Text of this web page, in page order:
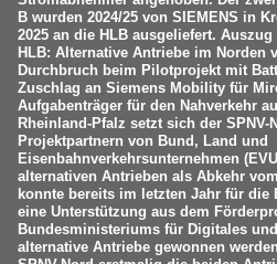
B wurden 2024/25 von SIEMENS in
2025 an die HLB ausgeliefert.
HLB: Alternative Antriebe im Norden
Durchbruch beim Pilotprojekt mit
Zuschlag an Siemens Mobility für
Aufgabenträger für den Nahverkehr
Rheinland-Pfalz setzt sich der
Projektpartnern von Bund, Land und
Eisenbahnverkehrsunternehmen
alternativen Antrieben als Abkehr
konnte bereits im letzten Jahr für die
eine Unterstützung aus dem
Bundesministeriums für Digitales
alternative Antriebe gewonnen